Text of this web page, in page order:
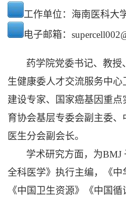
工作单位：海南医科大
电子邮箱：
药学院党委书记、教授
生健康委人才交流服务中
建设专家、国家癌基因重
育协会基层专委会副主委
医生分会副会长。
学术研究方面，为BMJ
全科医学》执行主编，《中
《中国卫生资源》《中国